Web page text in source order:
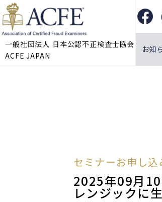
一般社団法人 日本公認不正検査士協会
ACFE JAPAN
お知
セミナーお申し込
2025年09月10
レンジックに